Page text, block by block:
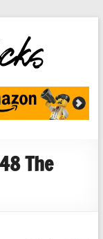
The